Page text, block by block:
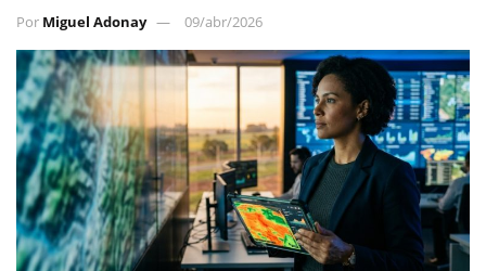
Por Miguel Adonay 09/abr/2026